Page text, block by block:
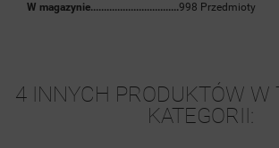
W magazynie 998 Przedmioty
4 INNYCH PRODUKTÓW W
KATEGORII: